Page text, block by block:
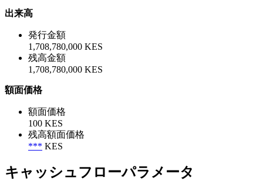
出来高
発行金額
1,708,780,000 KES
残高金額
1,708,780,000 KES
額面価格
額面価格
100 KES
残高額面価格
*** KES
キャッシュフローパラメータ